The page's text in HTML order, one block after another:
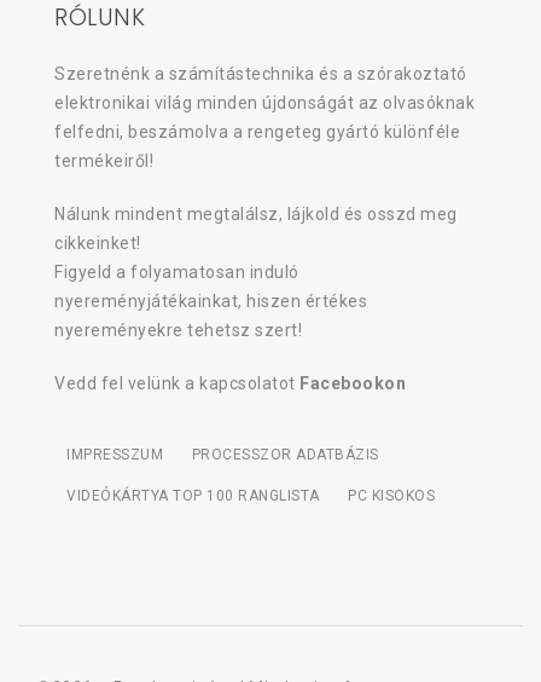
RÓLUNK
Szeretnénk a számítástechnika és a szórakoztató
elektronikai világ minden újdonságát az olvasóknak
felfedni, beszámolva a rengeteg gyártó különféle
termékeiről!
Nálunk mindent megtalálsz, lájkold és osszd meg
cikkeinket!
Figyeld a folyamatosan induló
nyereményjátékainkat, hiszen értékes
nyereményekre tehetsz szert!
Vedd fel velünk a kapcsolatot Facebookon
IMPRESSZUM PROCESSZOR ADATBÁZIS
VIDEÓKÁRTYA TOP 100 RANGLISTA PC KISOKOS